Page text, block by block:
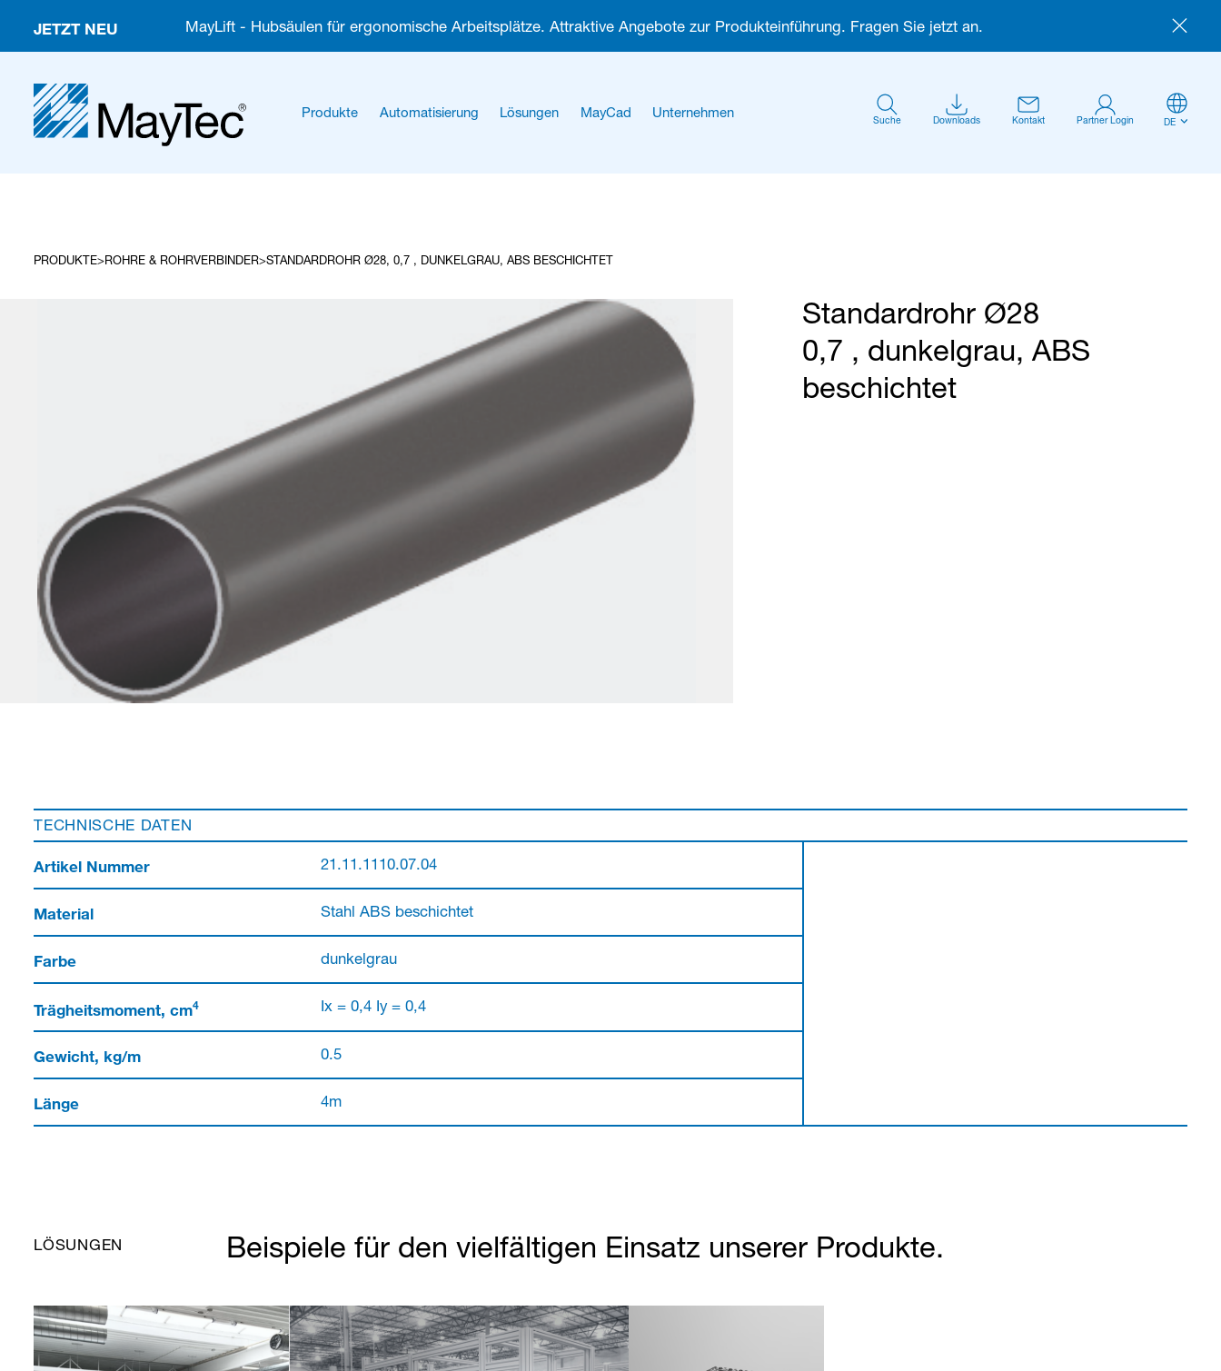
JETZT NEU MayLift - Hubsäulen für ergonomische Arbeitsplätze. Attraktive Angebote zur Produkteinführung. Fragen Sie jetzt an.
Produkte Automatisierung Lösungen MayCad Unternehmen
Suche Downloads Kontakt Partner Login
Anmelden
DE
PRODUKTE ROHRE & ROHRVERBINDER STANDARDROHR Ø28, 0,7 , DUNKELGRAU, ABS BESCHICHTET
Standardrohr Ø28
0,7 , dunkelgrau, ABS
beschichtet
TECHNISCHE DATEN
Artikel Nummer 21.11.1110.07.04
Material Stahl ABS beschichtet
Farbe dunkelgrau
Trägheitsmoment, cm4 Ix = 0,4 Iy = 0,4
Gewicht, kg/m 0.5
Länge 4m
LÖSUNGEN Beispiele für den vielfältigen Einsatz unserer Produkte.